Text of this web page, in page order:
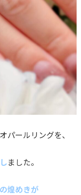
パールリングを、
ました。
煌めきが